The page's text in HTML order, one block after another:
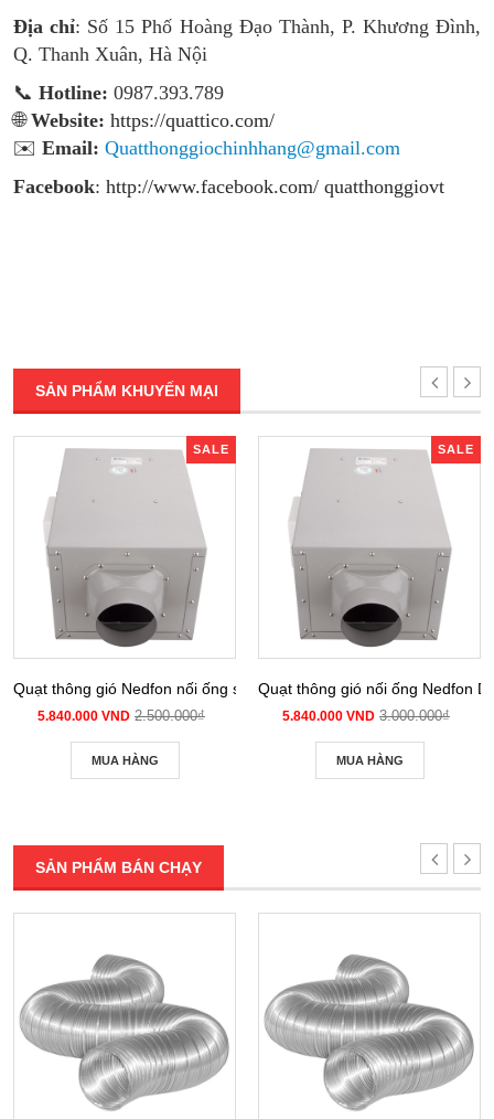
Địa chỉ: Số 15 Phố Hoàng Đạo Thành, P. Khương Đình,
Q. Thanh Xuân, Hà Nội
📞 Hotline: 0987.393.789
🌐Website: https://quattico.com/
✉️ Email: Quatthonggiochinhhang@gmail.com
Facebook: http://www.facebook.com/ quatthonggiovt
SẢN PHẨM KHUYẾN MẠI
SALE
Quạt thông gió Nedfon nối ống siêu âm DPT 10-12B
5.840.000 VND 2.500.000₫
MUA HÀNG
SALE
Quạt thông gió nối ống Nedfon
5.840.000 VND 3.000.000₫
MUA HÀNG
SẢN PHẨM BÁN CHẠY